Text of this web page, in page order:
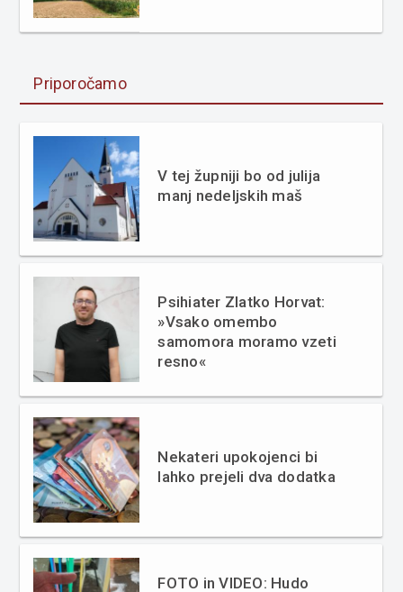
Priporočamo
V tej župniji bo od julija
manj nedeljskih maš
Psihiater Zlatko Horvat:
»Vsako omembo
samomora moramo vzeti
resno«
Nekateri upokojenci bi
lahko prejeli dva dodatka
FOTO in VIDEO: Hudo